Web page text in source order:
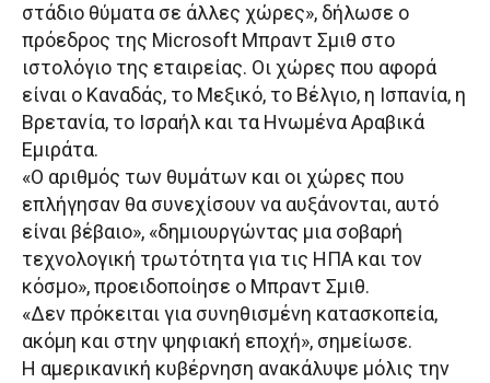
στάδιο θύματα σε άλλες χώρες», δήλωσε ο
πρόεδρος της Microsoft Μπραντ Σμιθ στο
ιστολόγιο της εταιρείας. Οι χώρες που αφορά
είναι ο Καναδάς, το Μεξικό, το Βέλγιο, η Ισπανία, η
Βρετανία, το Ισραήλ και τα Ηνωμένα Αραβικά
Εμιράτα.
«Ο αριθμός των θυμάτων και οι χώρες που
επλήγησαν θα συνεχίσουν να αυξάνονται, αυτό
είναι βέβαιο», «δημιουργώντας μια σοβαρή
τεχνολογική τρωτότητα για τις ΗΠΑ και τον
κόσμο», προειδοποίησε ο Μπραντ Σμιθ.
«Δεν πρόκειται για συνηθισμένη κατασκοπεία,
ακόμη και στην ψηφιακή εποχή», σημείωσε.
Η αμερικανική κυβέρνηση ανακάλυψε μόλις την